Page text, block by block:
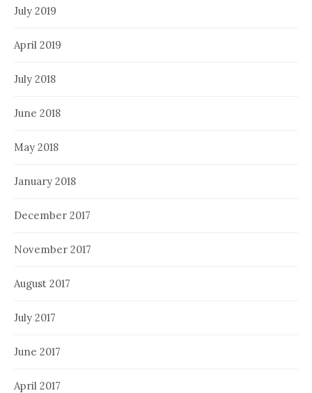
July 2019
April 2019
July 2018
June 2018
May 2018
January 2018
December 2017
November 2017
August 2017
July 2017
June 2017
April 2017